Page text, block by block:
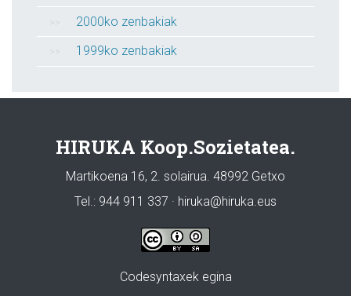
2000ko zenbakiak
1999ko zenbakiak
HIRUKA Koop.Sozietatea.
Martikoena 16, 2. solairua. 48992 Getxo
Tel.: 944 911 337 · hiruka@hiruka.eus
Codesyntaxek egina